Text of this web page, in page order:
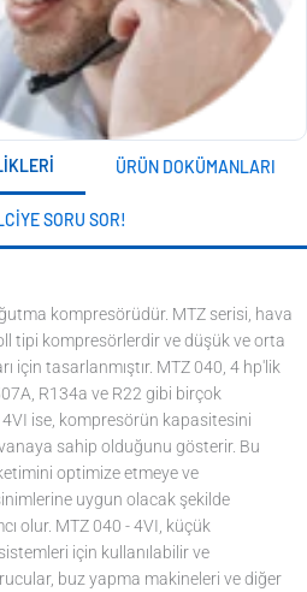
ÜRÜN DOKÜMANLARI
SORU SOR!
kompresörüdür. MTZ serisi, hava
tipi kompresörlerdir ve düşük ve orta
için tasarlanmıştır. MTZ 040, 4 hp'lik
R134a ve R22 gibi birçok
4VI ise, kompresörün kapasitesini
sahip olduğunu gösterir. Bu
optimize etmeye ve
uygun olacak şekilde
olur. MTZ 040 - 4VI, küçük
için kullanılabilir ve
buz yapma makineleri ve diğer